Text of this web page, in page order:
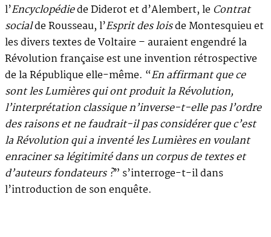
l’Encyclopédiede Diderot et d’Alembert, le Contrat
socialde Rousseau, l’Esprit des loisde Montesquieu et
les divers textes de Voltaire – auraient engendré la
Révolution française est une invention rétrospective
de la République elle-même. “En affirmant que ce
sont les Lumières qui ont produit la Révolution,
l’interprétation classique n’inverse-t-elle pas l’ordre
des raisons et ne faudrait-il pas considérer que c’est
la Révolution qui a inventé les Lumières en voulant
enraciner sa légitimité dans un corpus de textes et
d’auteurs fondateurs ?” s’interroge-t-il dans
l’introduction de son enquête.